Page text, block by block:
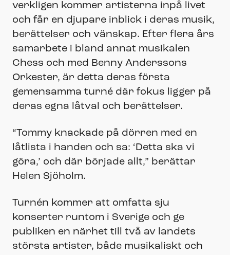
verkligen kommer artisterna inpå livet
och får en djupare inblick i deras musik,
berättelser och vänskap. Efter flera års
samarbete i bland annat musikalen
Chess och med Benny Anderssons
Orkester, är detta deras första
gemensamma turné där fokus ligger på
deras egna låtval och berättelser.
“Tommy knackade på dörren med en
låtlista i handen och sa: ‘Detta ska vi
göra,’ och där började allt,” berättar
Helen Sjöholm.
Turnén kommer att omfatta sju
konserter runtom i Sverige och ge
publiken en närhet till två av landets
största artister, både musikaliskt och